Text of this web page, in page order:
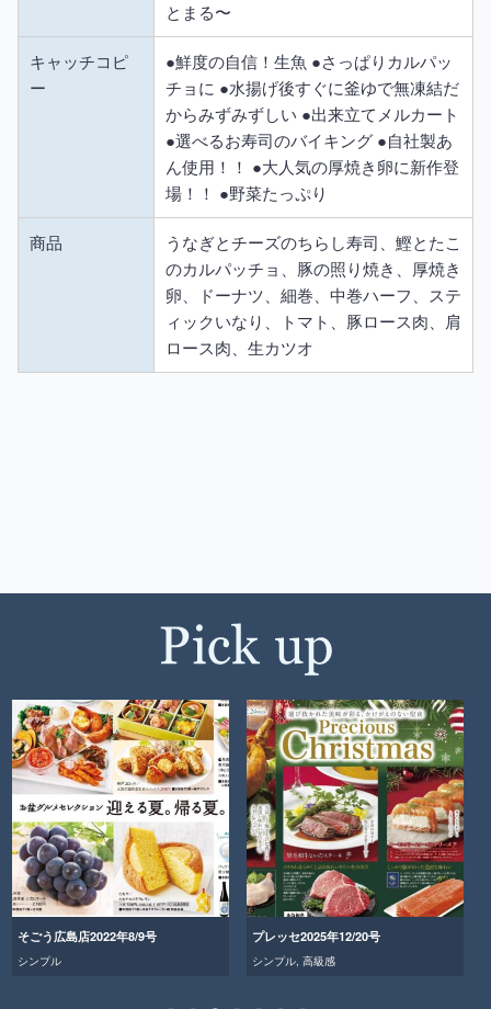
とまる〜
キャッチコピ
ー
●鮮度の自信！生魚 ●さっぱりカルパッ
チョに ●水揚げ後すぐに釜ゆで無凍結だ
からみずみずしい ●出来立てメルカート
●選べるお寿司のバイキング ●自社製あ
ん使用！！ ●大人気の厚焼き卵に新作登
場！！ ●野菜たっぷり
商品
うなぎとチーズのちらし寿司、鰹とたこ
のカルパッチョ、豚の照り焼き、厚焼き
卵、ドーナツ、細巻、中巻ハーフ、ステ
ィックいなり、トマト、豚ロース肉、肩
ロース肉、生カツオ
そごう広島店2022年8/9号
シンプル
プレッセ2025年12/20号
シンプル, 高級感